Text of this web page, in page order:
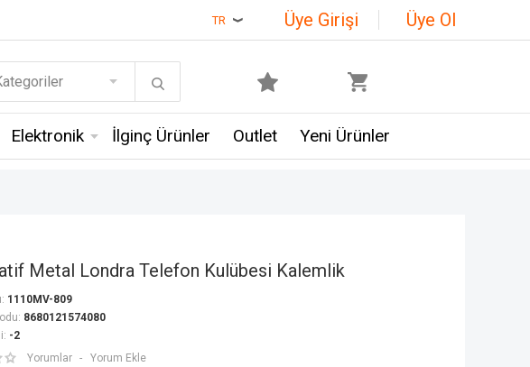
TR Üye Girişi Üye Ol
Elektronik İlginç Ürünler Outlet Yeni Ürünler
Metal Londra Telefon Kulübesi Kalemlik
1110MV-809
8680121574080
-2
Yorumlar
Yorum Ekle